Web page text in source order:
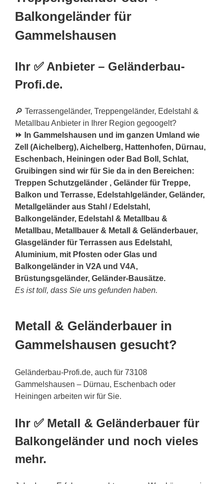
Balkongeländer für
Gammelshausen
Ihr ✅ Anbieter – Geländerbau-
Profi.de.
🔎 Terrassengeländer, Treppengeländer, Edelstahl &
Metallbau Anbieter in Ihrer Region gegoogelt?
⏩ In Gammelshausen und im ganzen Umland wie
Zell (Aichelberg), Aichelberg, Hattenhofen, Dürnau,
Eschenbach, Heiningen oder Bad Boll, Schlat,
Gruibingen sind wir für Sie da in den Bereichen:
Treppen Schutzgeländer , Geländer für Treppe,
Balkon und Terrasse, Edelstahlgeländer, Geländer,
Metallgeländer aus Stahl / Edelstahl,
Balkongeländer, Edelstahl & Metallbau &
Metallbau, Metallbauer & Metall & Geländerbauer,
Glasgeländer für Terrassen aus Edelstahl,
Aluminium, mit Pfosten oder Glas und
Balkongeländer in V2A und V4A,
Brüstungsgeländer, Geländer-Bausätze.
Es ist toll, dass Sie uns gefunden haben.
Metall & Geländerbauer in
Gammelshausen gesucht?
Geländerbau-Profi.de, auch für 73108
Gammelshausen – Dürnau, Eschenbach oder
Heiningen arbeiten wir für Sie.
Ihr ✅ Metall & Geländerbauer für
Balkongeländer und noch vieles
mehr.